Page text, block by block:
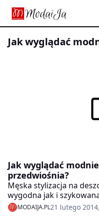
Jak wyglądać
Jak wyglądać
przedwiośnia?
Męska stylizacja na
wygodna jak i
wyborze dodatków ,
beanie, sportowe buty
MODAIJA.PL21 lutego